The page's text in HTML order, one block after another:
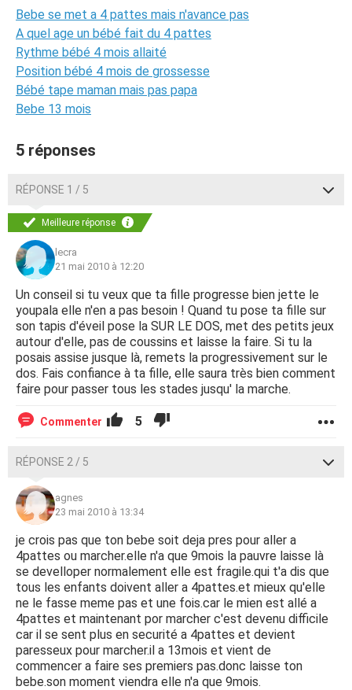
Bebe se met a 4 pattes mais n'avance pas
A quel age un bébé fait du 4 pattes
Rythme bébé 4 mois allaité
Position bébé 4 mois de grossesse
Bébé tape maman mais pas papa
Bebe 13 mois
5 réponses
RÉPONSE 1 / 5
Meilleure réponse
lecra
21 mai 2010 à 12:20
Un conseil si tu veux que ta fille progresse bien jette le
youpala elle n'en a pas besoin ! Quand tu pose ta fille sur
son tapis d'éveil pose la SUR LE DOS, met des petits jeux
autour d'elle, pas de coussins et laisse la faire. Si tu la
posais assise jusque là, remets la progressivement sur le
dos. Fais confiance à ta fille, elle saura très bien comment
faire pour passer tous les stades jusqu' la marche.
Commenter 5
RÉPONSE 2 / 5
agnes
23 mai 2010 à 13:34
je crois pas que ton bebe soit deja pres pour aller a
4pattes ou marcher.elle n'a que 9mois la pauvre laisse là
se develloper normalement elle est fragile.qui t'a dis que
tous les enfants doivent aller a 4pattes.et mieux qu'elle
ne le fasse meme pas et une fois.car le mien est allé a
4pattes et maintenant por marcher c'est devenu difficile
car il se sent plus en securité a 4pattes et devient
paresseux pour marcher.il a 13mois et vient de
commencer a faire ses premiers pas.donc laisse ton
bebe.son moment viendra elle n'a que 9mois.